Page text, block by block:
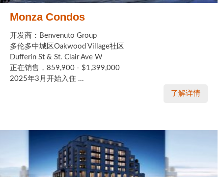
Monza Condos
开发商：Benvenuto Group
多伦多中城区Oakwood Village社区
Dufferin St & St. Clair Ave W
正在销售，859,900 - $1,399,000
2025年3月开始入住 ...
了解详情